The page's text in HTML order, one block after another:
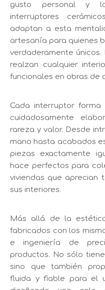
gusto personal y la
interruptores
adaptan a esta
artesanía para quienes
verdaderamente
realzan cualquier
funcionales en obras de
Cada interruptor
cuidadosamente
rareza y valor. Desde
mano hasta acabados
piezas exactamente
hace perfectos para
viviendas que aprecian
sus interiores.
Más allá de la
fabricados con los
e ingeniería de
productos. No sólo
sino que también
fluida y fiable para el